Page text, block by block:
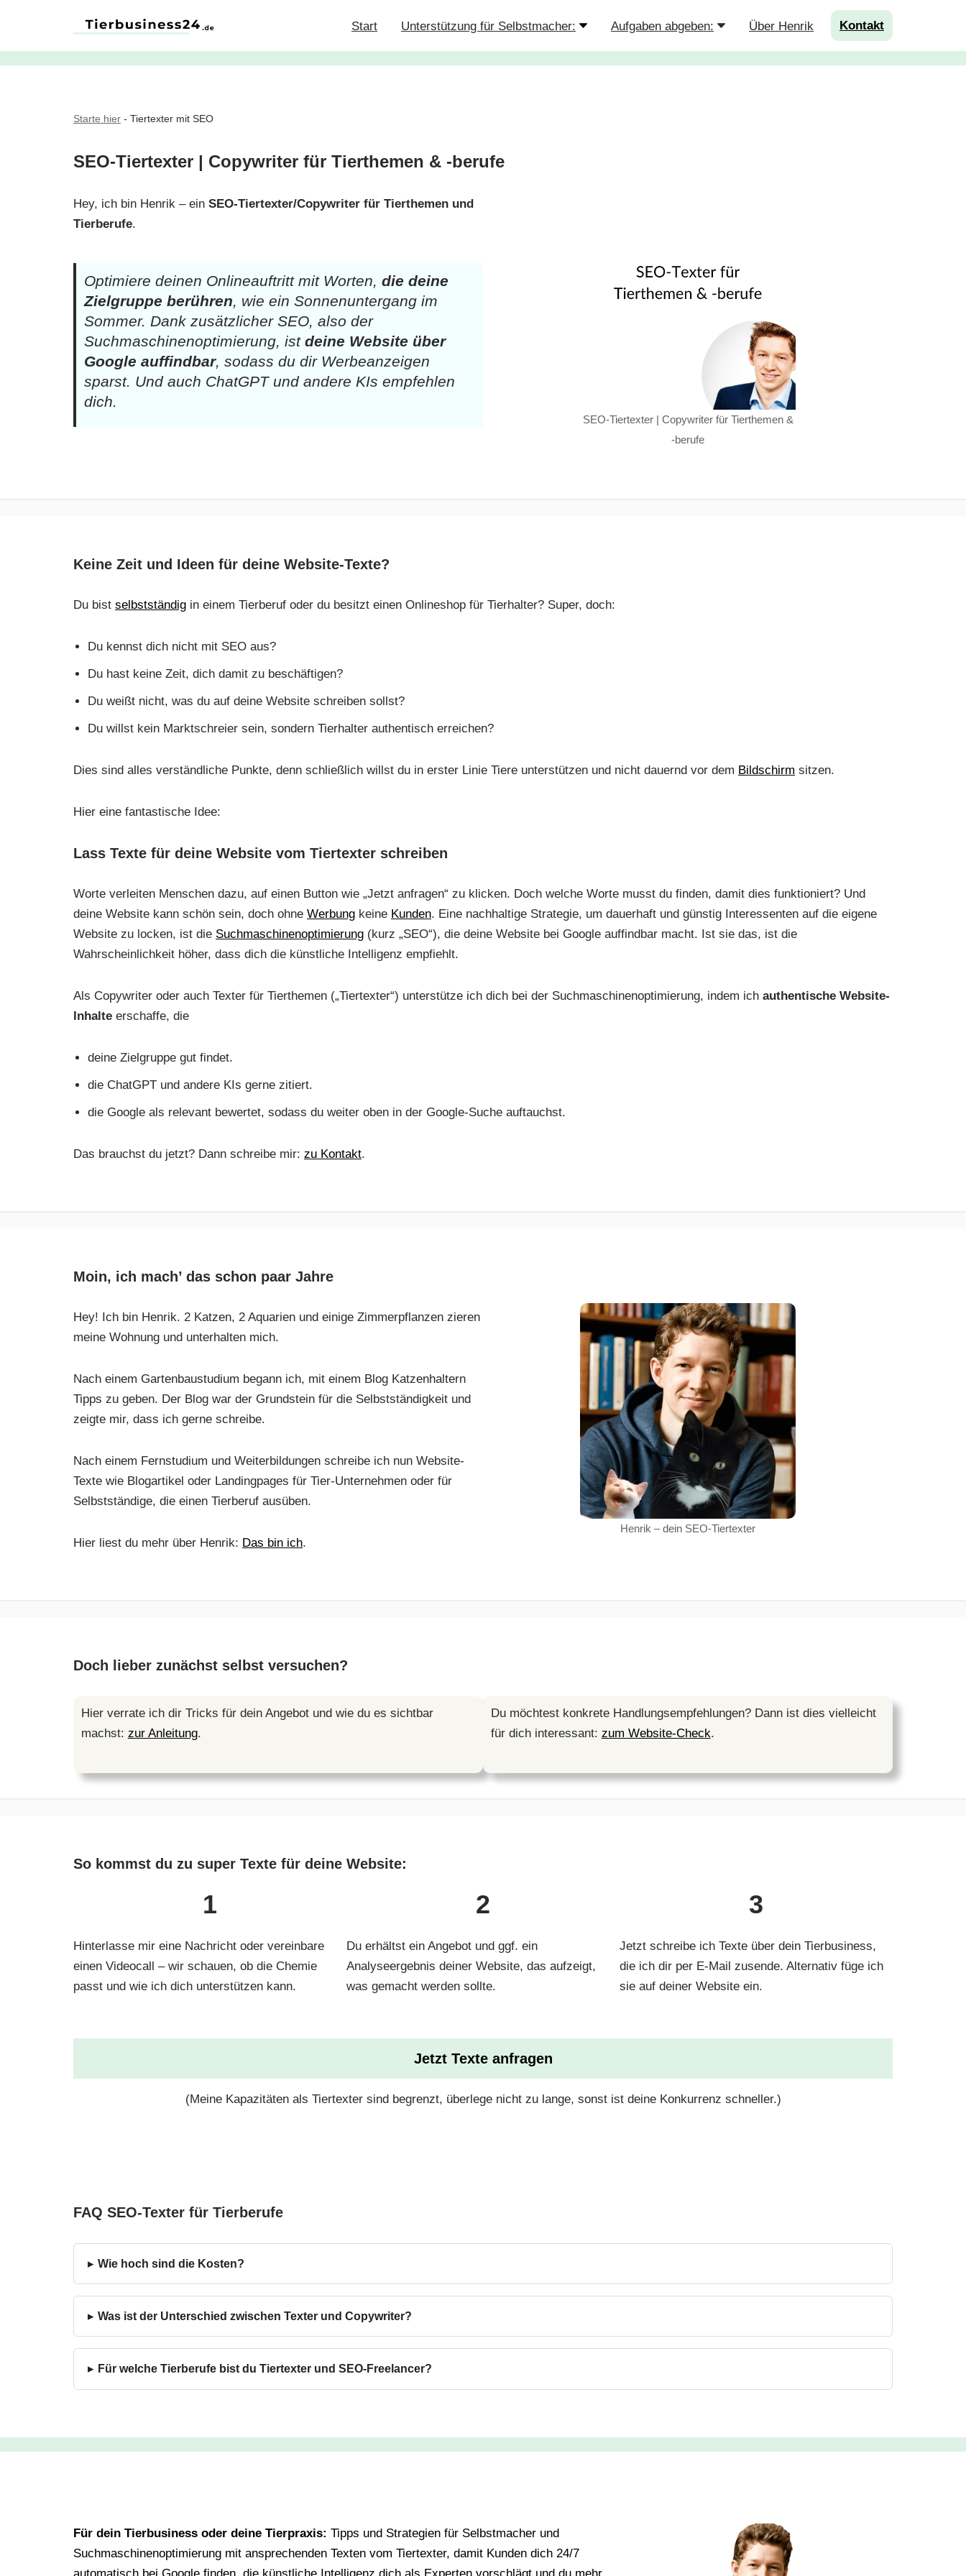
Start Unterstützung für Selbstmacher: Aufgaben abgeben: Über Henrik Kontakt
Starte hier - Tiertexter mit SEO
SEO-Tiertexter | Copywriter für Tierthemen & -berufe
Hey, ich bin Henrik – ein SEO-Tiertexter/Copywriter für Tierthemen und
Tierberufe.
Optimiere deinen Onlineauftritt mit Worten, die deine
Zielgruppe berühren, wie ein Sonnenuntergang im
Sommer. Dank zusätzlicher SEO, also der
Suchmaschinenoptimierung, ist deine Website über
Google auffindbar, sodass du dir Werbeanzeigen
sparst. Und auch ChatGPT und andere KIs empfehlen
dich.
SEO-Tiertexter | Copywriter für Tierthemen &
-berufe
Keine Zeit und Ideen für deine Website-Texte?
Du bist selbstständig in einem Tierberuf oder du besitzt einen Onlineshop für Tierhalter? Super, doch:
Du kennst dich nicht mit SEO aus?
Du hast keine Zeit, dich damit zu beschäftigen?
Du weißt nicht, was du auf deine Website schreiben sollst?
Du willst kein Marktschreier sein, sondern Tierhalter authentisch erreichen?
Dies sind alles verständliche Punkte, denn schließlich willst du in erster Linie Tiere unterstützen und nicht dauernd vor dem Bildschirm sitzen.
Hier eine fantastische Idee:
Lass Texte für deine Website vom Tiertexter schreiben
Worte verleiten Menschen dazu, auf einen Button wie „Jetzt anfragen“ zu klicken. Doch welche Worte musst du finden, damit dies funktioniert? Und
deine Website kann schön sein, doch ohne Werbung keine Kunden. Eine nachhaltige Strategie, um dauerhaft und günstig Interessenten auf die eigene
Website zu locken, ist die Suchmaschinenoptimierung (kurz „SEO“), die deine Website bei Google auffindbar macht. Ist sie das, ist die
Wahrscheinlichkeit höher, dass dich die künstliche Intelligenz empfiehlt.
Als Copywriter oder auch Texter für Tierthemen („Tiertexter“) unterstütze ich dich bei der Suchmaschinenoptimierung, indem ich authentische Website-
Inhalte erschaffe, die
deine Zielgruppe gut findet.
die ChatGPT und andere KIs gerne zitiert.
die Google als relevant bewertet, sodass du weiter oben in der Google-Suche auftauchst.
Das brauchst du jetzt? Dann schreibe mir: zu Kontakt.
Moin, ich mach’ das schon paar Jahre
Hey! Ich bin Henrik. 2 Katzen, 2 Aquarien und einige Zimmerpflanzen zieren
meine Wohnung und unterhalten mich.
Nach einem Gartenbaustudium begann ich, mit einem Blog Katzenhaltern
Tipps zu geben. Der Blog war der Grundstein für die Selbstständigkeit und
zeigte mir, dass ich gerne schreibe.
Nach einem Fernstudium und Weiterbildungen schreibe ich nun Website-
Texte wie Blogartikel oder Landingpages für Tier-Unternehmen oder für
Selbstständige, die einen Tierberuf ausüben.
Hier liest du mehr über Henrik: Das bin ich.
Henrik – dein SEO-Tiertexter
Doch lieber zunächst selbst versuchen?
Hier verrate ich dir Tricks für dein Angebot und wie du es sichtbar
machst: zur Anleitung.
Du möchtest konkrete Handlungsempfehlungen? Dann ist dies vielleicht
für dich interessant: zum Website-Check.
So kommst du zu super Texte für deine Website:
1
Hinterlasse mir eine Nachricht oder vereinbare
einen Videocall – wir schauen, ob die Chemie
passt und wie ich dich unterstützen kann.
2
Du erhältst ein Angebot und ggf. ein
Analyseergebnis deiner Website, das aufzeigt,
was gemacht werden sollte.
3
Jetzt schreibe ich Texte über dein Tierbusiness,
die ich dir per E-Mail zusende. Alternativ füge ich
sie auf deiner Website ein.
Jetzt Texte anfragen
(Meine Kapazitäten als Tiertexter sind begrenzt, überlege nicht zu lange, sonst ist deine Konkurrenz schneller.)
FAQ SEO-Texter für Tierberufe
Wie hoch sind die Kosten?
Was ist der Unterschied zwischen Texter und Copywriter?
Für welche Tierberufe bist du Tiertexter und SEO-Freelancer?
Für dein Tierbusiness oder deine Tierpraxis: Tipps und Strategien für Selbstmacher und
Suchmaschinenoptimierung mit ansprechenden Texten vom Tiertexter, damit Kunden dich 24/7